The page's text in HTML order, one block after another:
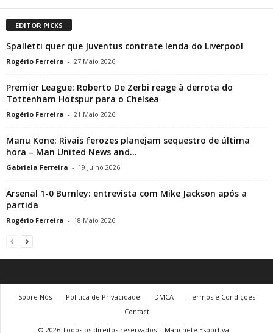
EDITOR PICKS
Spalletti quer que Juventus contrate lenda do Liverpool
Rogério Ferreira - 27 Maio 2026
Premier League: Roberto De Zerbi reage à derrota do
Tottenham Hotspur para o Chelsea
Rogério Ferreira - 21 Maio 2026
Manu Kone: Rivais ferozes planejam sequestro de última
hora – Man United News and...
Gabriela Ferreira - 19 Julho 2026
Arsenal 1-0 Burnley: entrevista com Mike Jackson após a
partida
Rogério Ferreira - 18 Maio 2026
Sobre Nós Política de Privacidade DMCA
Termos e Condições
Contact
© 2026 Todos os direitos reservados
Manchete Esportiva